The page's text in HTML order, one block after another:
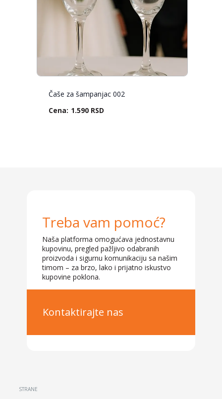
Čaše za šampanjac 002
1.590 RSD
Treba vam pomoć?
Naša platforma omogućava jednostavnu
kupovinu, pregled pažljivo odabranih
proizvoda i sigurnu komunikaciju sa našim
timom – za brzo, lako i prijatno iskustvo
kupovine poklona.
Kontaktirajte nas
STRANE